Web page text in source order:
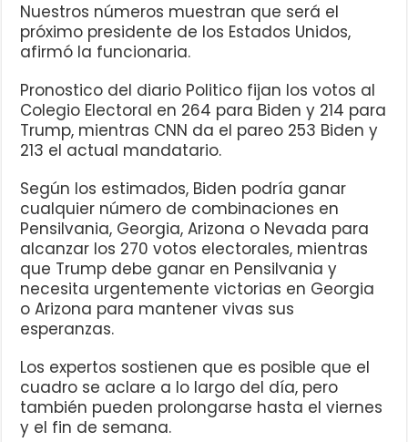
Nuestros números muestran que será el
próximo presidente de los Estados Unidos,
afirmó la funcionaria.
Pronostico del diario Politico fijan los votos al
Colegio Electoral en 264 para Biden y 214 para
Trump, mientras CNN da el pareo 253 Biden y
213 el actual mandatario.
Según los estimados, Biden podría ganar
cualquier número de combinaciones en
Pensilvania, Georgia, Arizona o Nevada para
alcanzar los 270 votos electorales, mientras
que Trump debe ganar en Pensilvania y
necesita urgentemente victorias en Georgia
o Arizona para mantener vivas sus
esperanzas.
Los expertos sostienen que es posible que el
cuadro se aclare a lo largo del día, pero
también pueden prolongarse hasta el viernes
y el fin de semana.